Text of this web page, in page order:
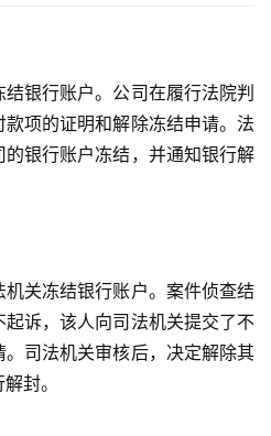
银行账户。公司在履行法院判
项的证明和解除冻结申请。法
银行账户冻结，并通知银行解
关冻结银行账户。案件侦查结
诉，该人向司法机关提交了不
司法机关审核后，决定解除其
封。